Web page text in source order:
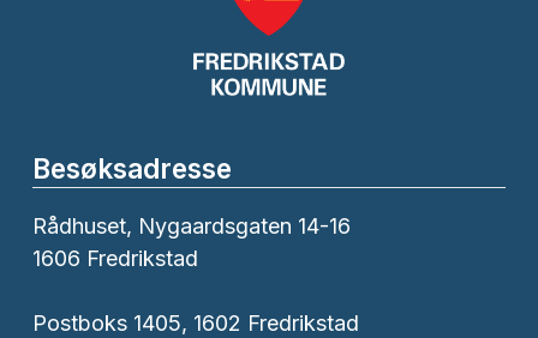
Besøksadresse
Rådhuset, Nygaardsgaten 14-16
1606 Fredrikstad
Postboks 1405, 1602 Fredrikstad